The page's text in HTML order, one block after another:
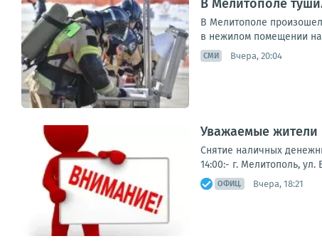
В Мелитополе
В Мелитополе
в нежилом помещении на
СМИ Вчера, 20:04
Уважаемые жители
Снятие наличных
14:00:- г. Мелитополь, ул.
ОФИЦ. Вчера, 18:21